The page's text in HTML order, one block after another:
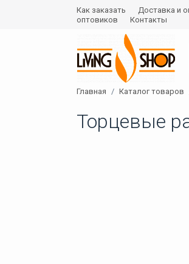
Как заказать Доставка и
оптовиков
Контакты
Главная Каталог товаров
Торцевые